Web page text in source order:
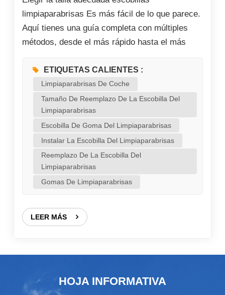
limpiaparabrisas Es más fácil de lo que parece.
Aquí tienes una guía completa con múltiples
métodos, desde el más rápido hasta el más
información: Método 1: El estándar de oro:
consulte el manual del propietario de su
vehículo El manual del propietario de su coche
es la fuente definitiva de esta información. Los
fabricantes casi siempre incluyen una sección
sobre el reemplazo de las escobillas
limpiaparabrisas que especifica los tamaños
exactos. Busque en el índice "Escobillas
limpiaparabrisas" o "Mantenimiento". Método
ETIQUETAS CALIENTES :
Limpiaparabrisas De Coche
Tamaño De Reemplazo De La Escobilla Del
Limpiaparabrisas
Escobilla De Goma Del Limpiaparabrisas
Instalar La Escobilla Del Limpiaparabrisas
Reemplazo De La Escobilla Del
Limpiaparabrisas
Gomas De Limpiaparabrisas
LEER MÁS
HOJA INFORMATIVA